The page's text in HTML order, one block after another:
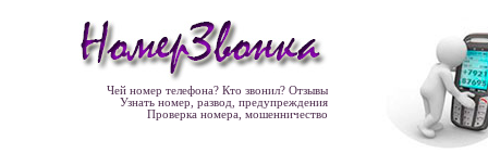
Чей номер телефона? Кто звонил? Отзывы
Узнать номер, развод, предупреждения
Проверка номера, мошенничество